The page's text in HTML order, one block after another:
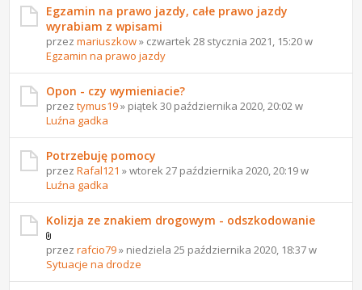
Egzamin na prawo jazdy, całe prawo jazdy
wyrabiam z wpisami
przezmariuszkow» czwartek 28 stycznia 2021, 15:20 w
Egzamin na prawo jazdy
Opon - czy wymieniacie?
przeztymus19» piątek 30 października 2020, 20:02 w
Luźna gadka
Potrzebuję pomocy
przezRafal121 » wtorek 27 października 2020, 20:19 w
Luźna gadka
Kolizja ze znakiem drogowym - odszkodowanie
przezrafcio79» niedziela 25 października 2020, 18:37 w
Sytuacje na drodze